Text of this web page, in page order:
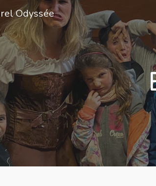
Skip to main content
Odyssée